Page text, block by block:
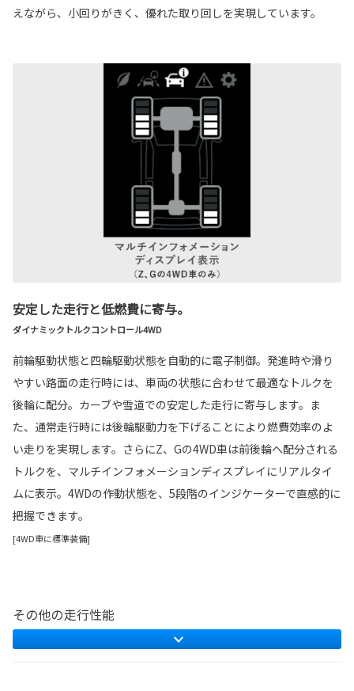
えながら、小回りがきく、優れた取り回しを実現しています。
安定した走行と低燃費に寄与。
ダイナミックトルクコントロール4WD
前輪駆動状態と四輪駆動状態を自動的に電子制御。発進時や滑り
やすい路面の走行時には、車両の状態に合わせて最適なトルクを
後輪に配分。カーブや雪道での安定した走行に寄与します。ま
た、通常走行時には後輪駆動力を下げることにより燃費効率のよ
い走りを実現します。さらにZ、Gの4WD車は前後輪へ配分される
トルクを、マルチインフォメーションディスプレイにリアルタイ
ムに表示。4WDの作動状態を、5段階のインジケーターで直感的に
把握できます。
[4WD車に標準装備]
その他の走行性能